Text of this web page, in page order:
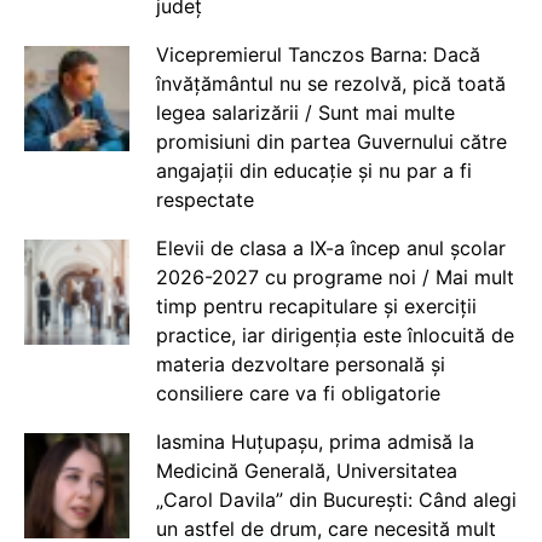
județ
Vicepremierul Tanczos Barna: Dacă
învățământul nu se rezolvă, pică toată
legea salarizării / Sunt mai multe
promisiuni din partea Guvernului către
angajații din educație și nu par a fi
respectate
Elevii de clasa a IX-a încep anul școlar
2026-2027 cu programe noi / Mai mult
timp pentru recapitulare și exerciții
practice, iar dirigenția este înlocuită de
materia dezvoltare personală și
consiliere care va fi obligatorie
Iasmina Huțupașu, prima admisă la
Medicină Generală, Universitatea
„Carol Davila” din București: Când alegi
un astfel de drum, care necesită mult